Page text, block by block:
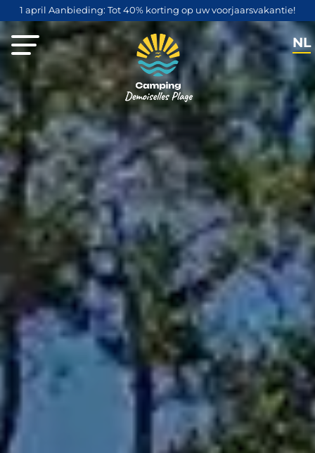
1 april Aanbieding: Tot 40% korting op uw voorjaarsvakantie!
FR
EN
NL
DE